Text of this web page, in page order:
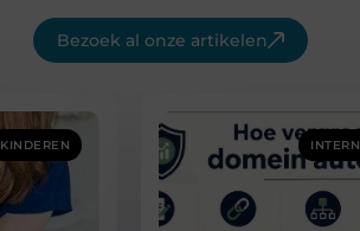
Bezoek al onze artikelen
KINDEREN